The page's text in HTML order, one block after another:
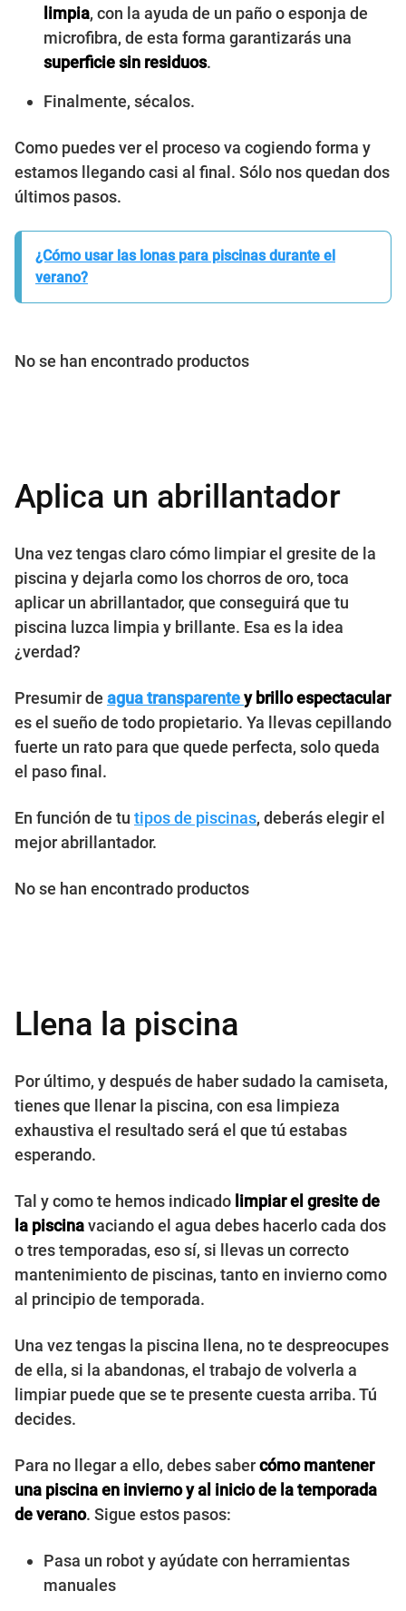
limpia, con la ayuda de un paño o esponja de
microfibra, de esta forma garantizarás una
superficie sin residuos.
Finalmente, sécalos.
Como puedes ver el proceso va cogiendo forma y
estamos llegando casi al final. Sólo nos quedan dos
últimos pasos.
¿Cómo usar las lonas para piscinas durante el
verano?
No se han encontrado productos
Aplica un abrillantador
Una vez tengas claro cómo limpiar el gresite de la
piscina y dejarla como los chorros de oro, toca
aplicar un abrillantador, que conseguirá que tu
piscina luzca limpia y brillante. Esa es la idea
¿verdad?
Presumir de agua transparentey brillo espectacular
es el sueño de todo propietario. Ya llevas cepillando
fuerte un rato para que quede perfecta, solo queda
el paso final.
En función de tu tipos de piscinas, deberás elegir el
mejor abrillantador.
No se han encontrado productos
Llena la piscina
Por último, y después de haber sudado la camiseta,
tienes que llenar la piscina, con esa limpieza
exhaustiva el resultado será el que tú estabas
esperando.
Tal y como te hemos indicado limpiar el gresite de
la piscinavaciando el agua debes hacerlo cada dos
o tres temporadas, eso sí, si llevas un correcto
mantenimiento de piscinas, tanto en invierno como
al principio de temporada.
Una vez tengas la piscina llena, no te despreocupes
de ella, si la abandonas, el trabajo de volverla a
limpiar puede que se te presente cuesta arriba. Tú
decides.
Para no llegar a ello, debes sabercómo mantener
una piscina en invierno y al inicio de la temporada
de verano. Sigue estos pasos:
Pasa un robot y ayúdate con herramientas
manuales